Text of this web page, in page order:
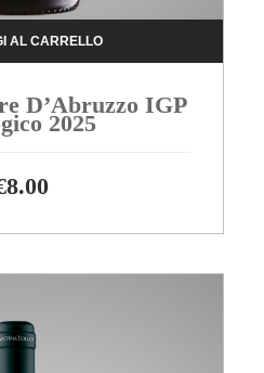
AL CARRELLO
D’Abruzzo IGP
2025
8.00